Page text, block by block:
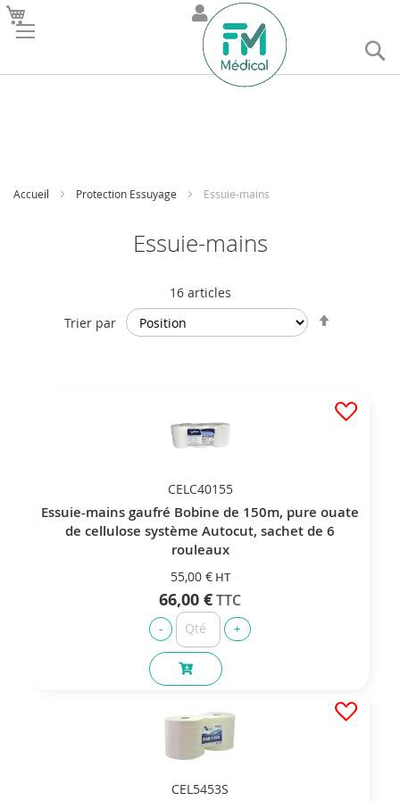
Accueil Protection Essuyage Essuie-mains
Essuie-mains
16articles
Trier par
CELC40155
Essuie-mains gaufré Bobine de 150m, pure ouate
de cellulose système Autocut, sachet de 6
rouleaux
55,00 €
66,00 €
CEL5453S